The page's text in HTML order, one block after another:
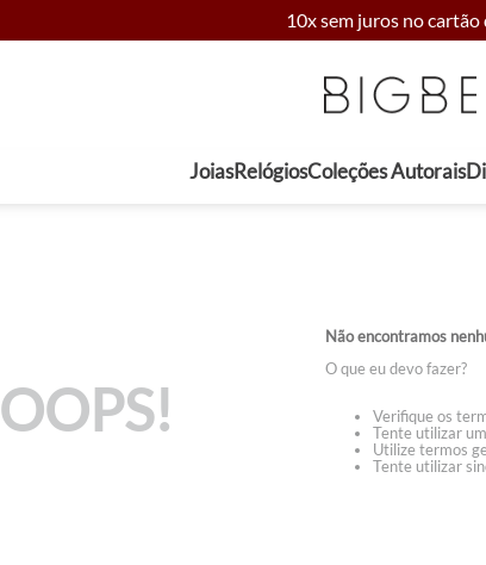
10x sem juros no
JoiasRelógiosColeções Autorais
OOPS!
Não encontramos
O que eu devo fazer?
Verifique os
Tente utilizar
Utilize termos
Tente utilizar